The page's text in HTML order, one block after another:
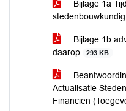
Bijlage 1a
Bijlage 1b
daarop
293 KB
Actualisatie
Financiën